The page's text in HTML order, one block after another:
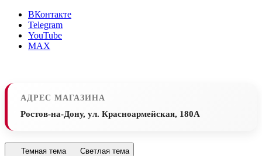
ВКонтакте
Telegram
YouTube
MAX
АДРЕС МАГАЗИНА
Ростов-на-Дону, ул. Красноармейская, 180А
Темная тема Светлая тема